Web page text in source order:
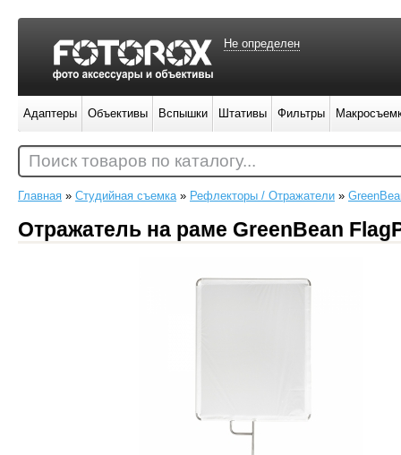
Главная » Студийная съемка» Рефлекторы / Отражатели »
Отражатель на раме GreenBean
Не определен
Адаптеры Объективы Вспышки Штативы Фильтры
Поиск товаров по каталогу...